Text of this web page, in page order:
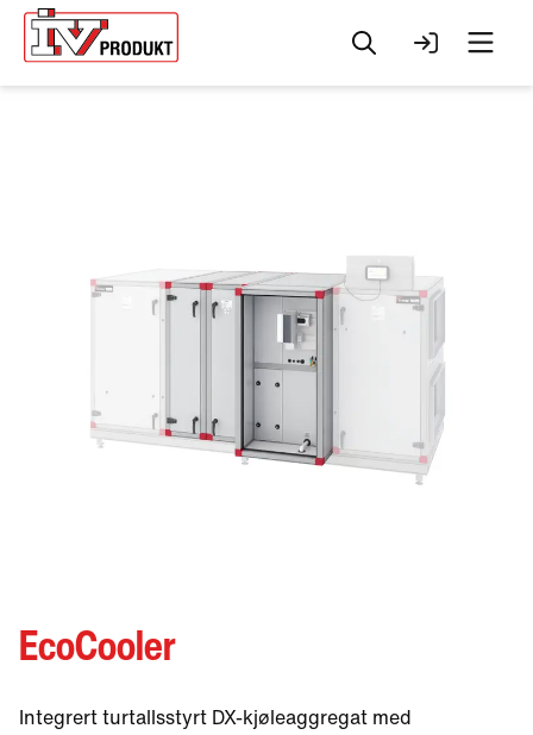
Change to
English?
Søk Logg inn
EcoCooler
Integrert turtallsstyrt DX-kjøleaggregat med